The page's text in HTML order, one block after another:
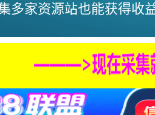
多家资源站也能获得收